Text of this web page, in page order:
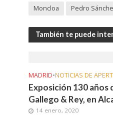
Moncloa
Pedro
También te puede
MADRID•NOTICIAS DE
Exposición 130 años
Gallego & Rey, en
14 enero, 2020